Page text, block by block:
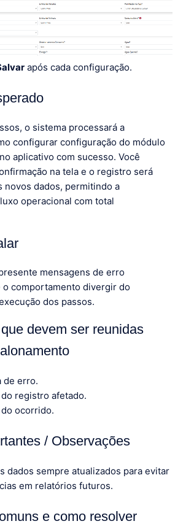
após cada configuração.
o sistema processará a
configurar configuração do módulo
aplicativo com sucesso. Você
na tela e o registro será
novos dados, permitindo a
operacional com total
mensagens de erro
o comportamento divergir do
dos passos.
devem ser reunidas
de erro.
registro afetado.
ocorrido.
/ Observações
dados sempre atualizados para evitar
em relatórios futuros.
e como resolver